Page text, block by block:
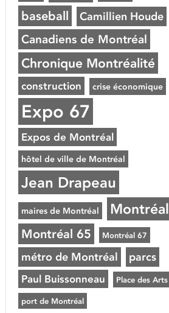
baseball Camillien Houde
Canadiens de Montréal
Chronique Montréalité
construction crise économique
Expo 67
Expos de Montréal
hôtel de ville de Montréal
Jean Drapeau
maires de Montréal Montréal
Montréal 65 Montréal 67
métro de Montréal parcs
Paul Buissonneau Place des Arts
port de Montréal